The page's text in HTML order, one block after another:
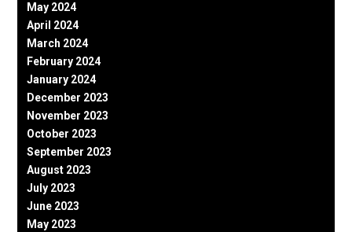
May 2024
April 2024
March 2024
February 2024
January 2024
December 2023
November 2023
October 2023
September 2023
August 2023
July 2023
June 2023
May 2023